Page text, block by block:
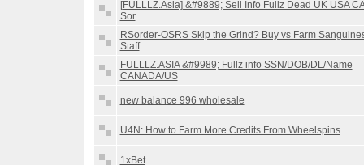
[FULLLZ.Asia] &#9889; Sell Info Fullz Dead UK USA
Sor
RSorder-OSRS Skip the Grind? Buy vs Farm
Staff
FULLLZ.ASIA &#9989; Fullz info SSN/DOB/DL/Name
CANADA/US
new balance 996 wholesale
U4N: How to Farm More Credits From Wheelspins
1xBet